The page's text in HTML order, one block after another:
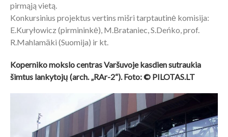
pirmąją vietą.
Konkursinius projektus vertins mišri tarptautinė komisija:
E.Kuryłowicz (pirmininkė), M.Brataniec, S.Deńko, prof.
R.Mahlamӓki (Suomija) ir kt.
Koperniko mokslo centras Varšuvoje kasdien sutraukia
šimtus lankytojų (arch. „RAr-2“). Foto: © PILOTAS.LT